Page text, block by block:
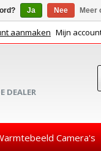
aanmaken Mijn
DEALER
Camera's
Ja Nee Meer